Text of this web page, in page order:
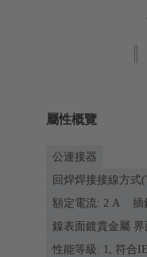
屬性概覽
公連接器
回焊焊接接線方式
額定電流: ‌2 A
插
鎳表面鍍貴金屬
性能等級: 1, 符合